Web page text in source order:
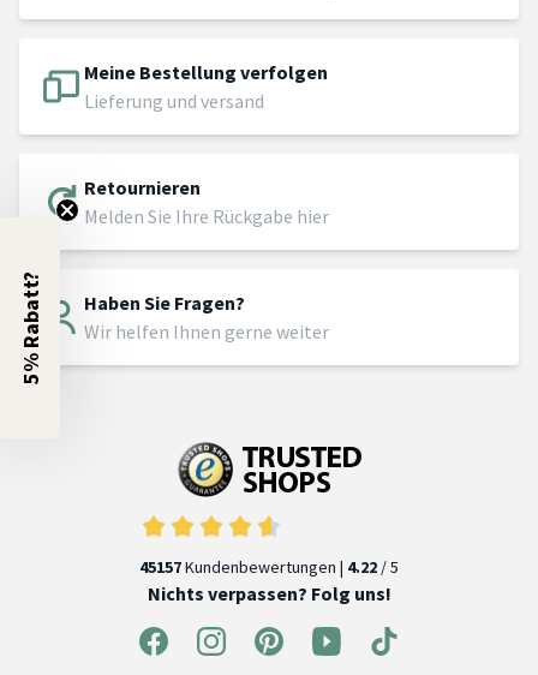
Meine Bestellung verfolgen
Lieferung und versand
Retournieren
Melden Sie Ihre Rückgabe hier
Haben Sie Fragen?
Wir helfen Ihnen gerne weiter
45157Kundenbewertungen | 4.22 / 5
Nichts verpassen? Folg uns!
5% Rabatt?